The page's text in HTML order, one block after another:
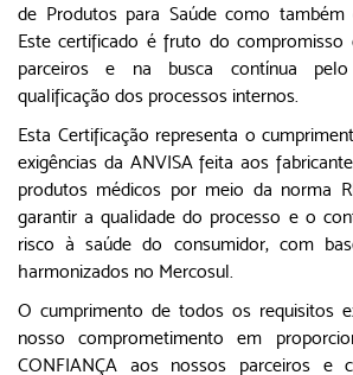
de Produtos para Saúde como também
Este certificado é fruto do compromisso
parceiros e na busca contínua
qualificação dos processos internos.
Esta Certificação representa o
exigências da ANVISA feita aos
produtos médicos por meio da norma
garantir a qualidade do processo e o
risco à saúde do consumidor, com
harmonizados no Mercosul.
O cumprimento de todos os requisitos
nosso comprometimento em
CONFIANÇA aos nossos parceiros e